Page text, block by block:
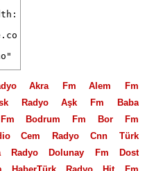
Akra Fm
Alem Fm
Radyo Aşk Fm
Baba
Bodrum Fm
Bor Fm
Cem Radyo
Cnn Türk
Radyo Dolunay Fm
Dost